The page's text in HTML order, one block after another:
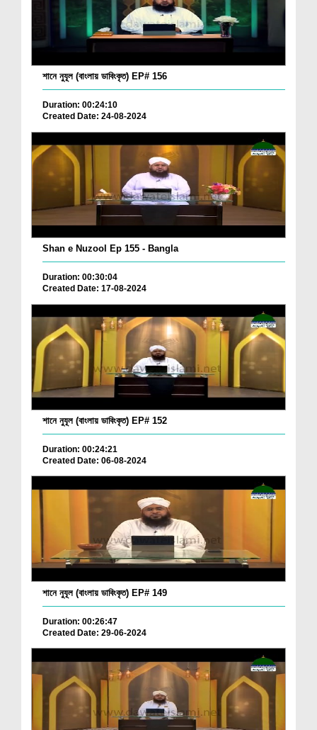
শানে নুযূল (বাংলায় ডাবিংকৃত) EP# 156
Duration: 00:24:10
Created Date: 24-08-2024
Shan e Nuzool Ep 155 - Bangla
Duration: 00:30:04
Created Date: 17-08-2024
শানে নুযূল (বাংলায় ডাবিংকৃত) EP# 152
Duration: 00:24:21
Created Date: 06-08-2024
শানে নুযূল (বাংলায় ডাবিংকৃত) EP# 149
Duration: 00:26:47
Created Date: 29-06-2024